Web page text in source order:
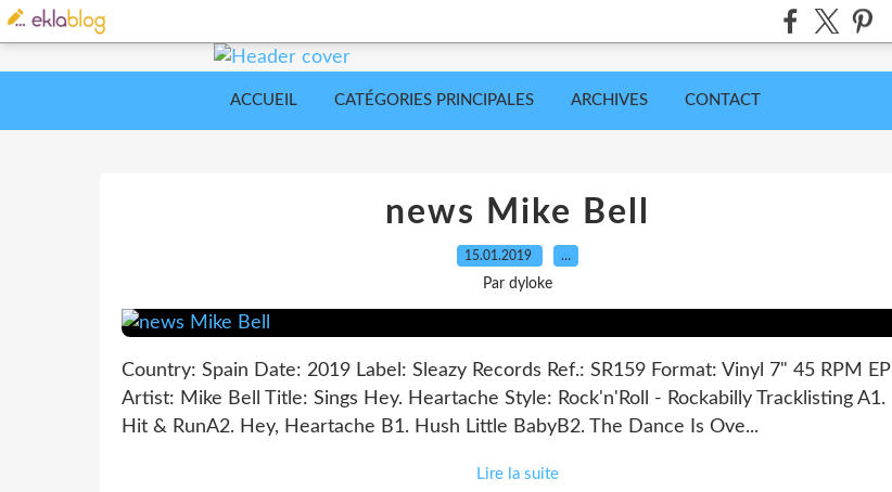
ACCUEIL CATÉGORIES PRINCIPALES ARCHIVES CONTACT
news Mike Bell
15.01.2019 …
Par dyloke
Country: Spain Date: 2019 Label: Sleazy Records Ref.: SR159 Format: Vinyl 7" 45 RPM EP
Artist: Mike Bell Title: Sings Hey. Heartache Style: Rock'n'Roll - Rockabilly Tracklisting A1.
Hit & RunA2. Hey, Heartache B1. Hush Little BabyB2. The Dance Is Ove...
Lire la suite